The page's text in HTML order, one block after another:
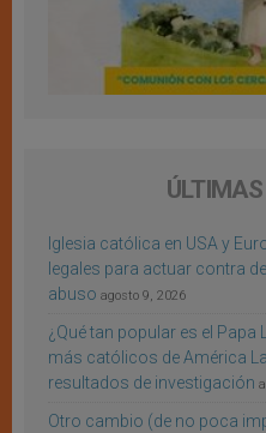
Iglesia católica en USA y
legales para actuar contra
abuso agosto 9, 2026
¿Qué tan popular es el Papa
más católicos de América
resultados de investigación
Otro cambio (de no poca